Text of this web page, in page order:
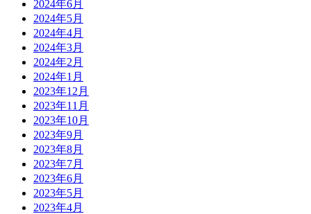
2024年6月
2024年5月
2024年4月
2024年3月
2024年2月
2024年1月
2023年12月
2023年11月
2023年10月
2023年9月
2023年8月
2023年7月
2023年6月
2023年5月
2023年4月